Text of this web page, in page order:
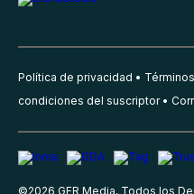
Política de privacidad
condiciones del suscriptor
©2026 GFR Media, Todos los